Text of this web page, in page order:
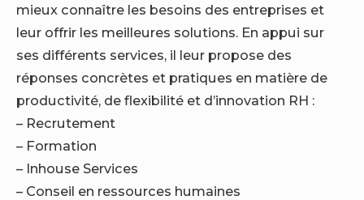
mieux connaître les besoins des entreprises et
leur offrir les meilleures solutions. En appui sur
ses différents services, il leur propose des
réponses concrètes et pratiques en matière de
productivité, de flexibilité et d’innovation RH :
– Recrutement
– Formation
– Inhouse Services
– Conseil en ressources humaines